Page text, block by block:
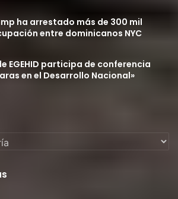
ha arrestado más de 300 mil
entre dominicanos NYC
EGEHID participa de conferencia
en el Desarrollo Nacional»